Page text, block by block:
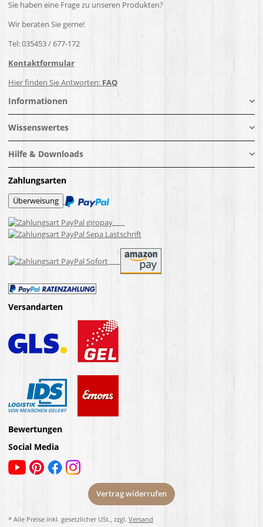
Sie haben eine Frage zu unseren Produkten?
Wir beraten Sie gerne!
Tel: 035453 / 677-172
Kontaktformular
Hier finden Sie Antworten: FAQ
Informationen
Wissenswertes
Hilfe & Downloads
Zahlungsarten
Versandarten
Bewertungen
Social Media
Vertrag widerrufen
* Alle Preise inkl. gesetzlicher USt., zzgl. Versand